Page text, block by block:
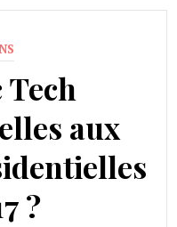
Tech
aux
?